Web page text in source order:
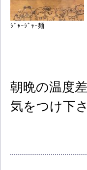
ｼﾞｬｰｼﾞｬｰ麺
朝晩の温度
気をつけ下さ